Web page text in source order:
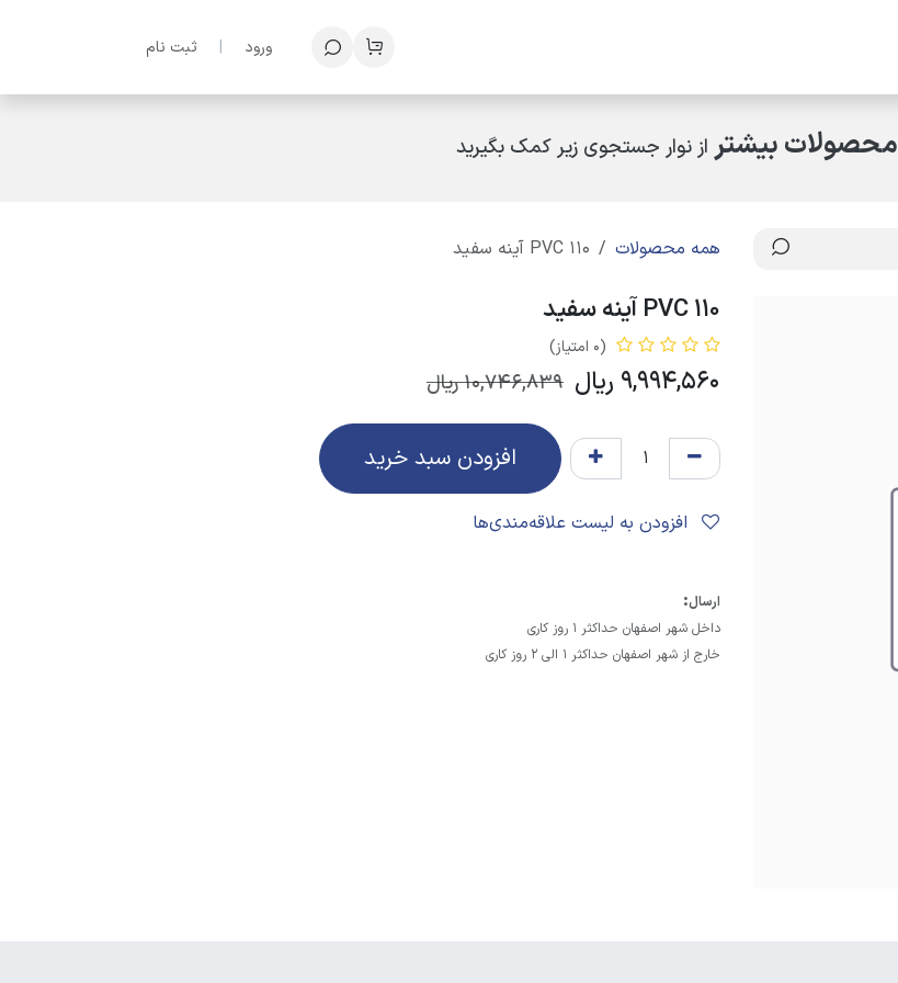
ورود | ثبت نام
محصولات بیشتر از نوار جستجوی زیر کمک بگیرید
همه محصولات PVC 110 آینه سفید
PVC 110 آینه سفید
(0 امتیاز)
9,994,560 ریال 10,746,839ریال
افزودن سبد خرید
ارسال:
داخل شهر اصفهان حداکثر 1 روز کاری
خارج از شهر اصفهان حداکثر 1 الی 2 روز کاری